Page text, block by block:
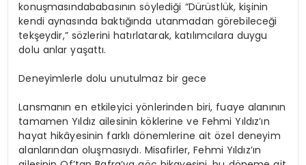
konuşmasındababasının söylediği “Dürüstlük,kişinin
kendi aynasında baktığında utanmadan görebileceği
tekşeydir,” sözlerini hatırlatarak, katılımcılara duygu
dolu anlar yaşattı.
Deneyimlerle dolu unutulmaz bir gece
Lansmanın en etkileyici yönlerinden biri, fuaye alanının
tamamen Yıldız ailesinin köklerine ve FehmiYıldız’ın
hayat hikâyesinin farklı dönemlerine ait özel deneyim
alanlarından oluşmasıydı. Misafirler, Fehmi Yıldız’ın